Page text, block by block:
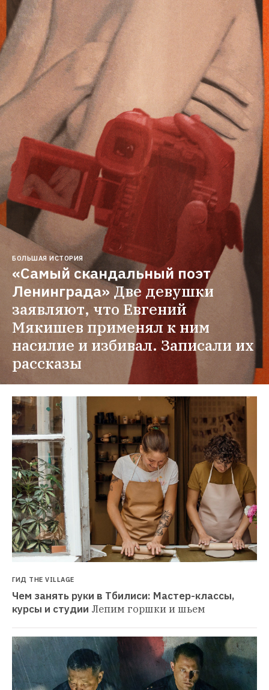
БОЛЬШАЯ ИСТОРИЯ
«Самый скандальный поэт
Ленинграда»Две девушки
заявляют, что Евгений
Мякишев применял к ним
насилие и избивал. Записали их
рассказы
ГИД THE VILLAGE
Чем занять руки в Тбилиси: Мастер-классы,
курсы и студии Лепим горшки и шьем